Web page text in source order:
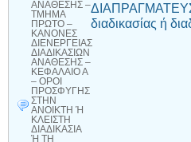
ΑΝΑΘΕΣΗΣ –
ΤΜΗΜΑ
ΠΡΩΤΟ –
ΚΑΝΟΝΕΣ
ΔΙΕΝΕΡΓΕΙΑΣ
ΔΙΑΔΙΚΑΣΙΩΝ
ΑΝΑΘΕΣΗΣ –
ΚΕΦΑΛΑΙΟ Α
– ΟΡΟΙ
ΠΡΟΣΦΥΓΗΣ
ΣΤΗΝ
ΑΝΟΙΚΤΗ Ή
ΚΛΕΙΣΤΗ
ΔΙΑΔΙΚΑΣΙΑ
Ή ΤΗ
διαδικασίας ή